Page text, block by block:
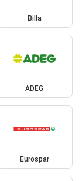
Billa
ADEG
Eurospar